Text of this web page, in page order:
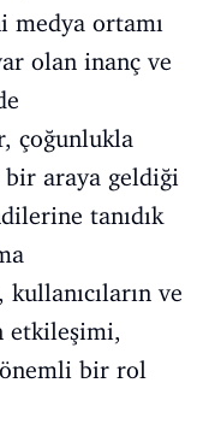
medya ortamı
olan inanç ve
çoğunlukla
araya geldiği
tanıdık
ve
etkileşimi,
önemli bir rol